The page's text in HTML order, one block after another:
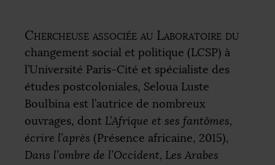
Chercheuse associée au Laboratoire du
changement social et politique (LCSP) à
l’Université Paris-Cité et spécialiste des
études postcoloniales, Seloua Luste
Boulbina est l’autrice de nombreux
ouvrages, dont L’Afrique et ses fantômes,
écrire l’après (Présence africaine, 2015),
Dans l’ombre de l’Occident, Les Arabes